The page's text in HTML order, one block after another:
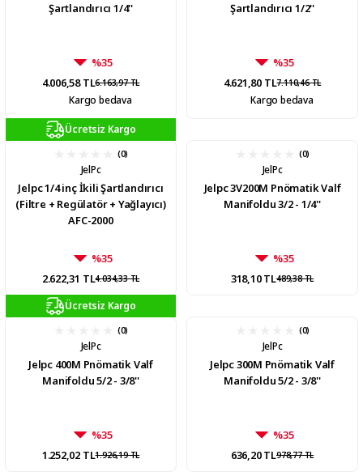
Şartlandırıcı 1/4''
%35
4.006,58 TL6.163,97 TL
Kargo bedava
Şartlandırıcı 1/2''
%35
4.621,80 TL7.110,46 TL
Kargo bedava
Ücretsiz Kargo
(0)
JelPc
Jelpc 1/4 inç İkili Şartlandırıcı
(Filtre + Regülatör + Yağlayıcı)
AFC-2000
%35
2.622,31 TL4.034,33 TL
(0)
JelPc
Jelpc 3V200M Pnömatik Valf
Manifoldu 3/2 - 1/4''
%35
318,10 TL489,38 TL
Ücretsiz Kargo
(0)
JelPc
Jelpc 400M Pnömatik Valf
Manifoldu 5/2 - 3/8''
%35
1.252,02 TL1.926,19 TL
(0)
JelPc
Jelpc 300M Pnömatik Valf
Manifoldu 5/2 - 3/8''
%35
636,20 TL978,77 TL